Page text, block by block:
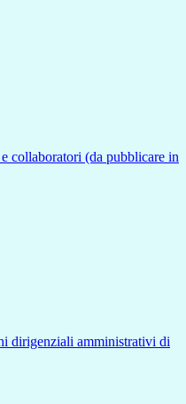
collaboratori (da pubblicare in
dirigenziali amministrativi di